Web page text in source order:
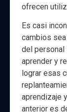
ofrecen
Es casi
cambios
del personal
aprender y
lograr esas
aprendizaje
anterior es